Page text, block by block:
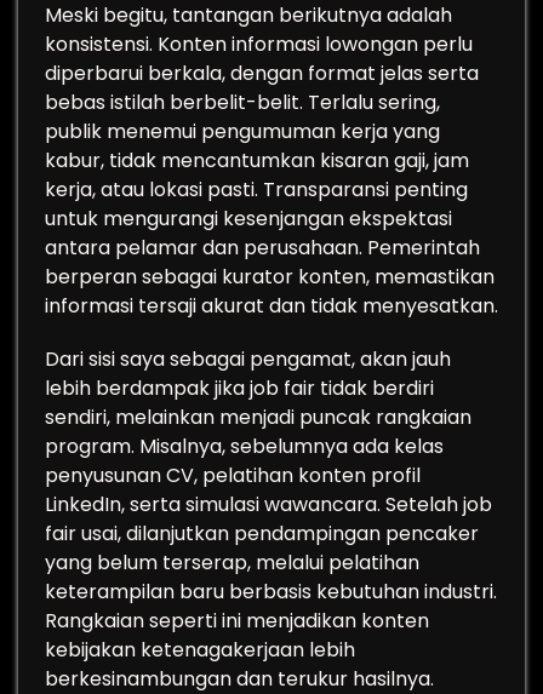
Meski begitu, tantangan berikutnya adalah
konsistensi. Konten informasi lowongan perlu
diperbarui berkala, dengan format jelas serta
bebas istilah berbelit-belit. Terlalu sering,
publik menemui pengumuman kerja yang
kabur, tidak mencantumkan kisaran gaji, jam
kerja, atau lokasi pasti. Transparansi penting
untuk mengurangi kesenjangan ekspektasi
antara pelamar dan perusahaan. Pemerintah
berperan sebagai kurator konten, memastikan
informasi tersaji akurat dan tidak menyesatkan.
Dari sisi saya sebagai pengamat, akan jauh
lebih berdampak jika job fair tidak berdiri
sendiri, melainkan menjadi puncak rangkaian
program. Misalnya, sebelumnya ada kelas
penyusunan CV, pelatihan konten profil
LinkedIn, serta simulasi wawancara. Setelah job
fair usai, dilanjutkan pendampingan pencaker
yang belum terserap, melalui pelatihan
keterampilan baru berbasis kebutuhan industri.
Rangkaian seperti ini menjadikan konten
kebijakan ketenagakerjaan lebih
berkesinambungan dan terukur hasilnya.